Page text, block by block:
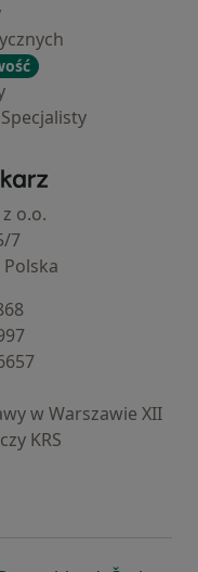
- Strona główna
o.o.
7
w Warszawie XII
KRS